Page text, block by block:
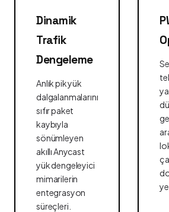
Dinamik
Trafik
Dengeleme
Anlık pik yük
dalgalanmalarını
sıfır paket
kaybıyla
sönümleyen
akıllı Anycast
yük dengeleyici
mimarilerin
entegrasyon
süreçleri.